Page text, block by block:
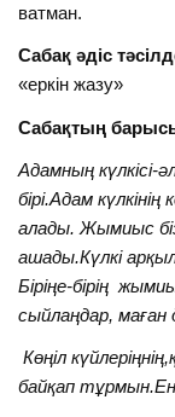
ватман.
Сабақ әдіс
«еркін жазу»
Сабақтың
Адамның күлкісі-
бірі.Адам
алады. Жымиыс
ашады.Күлкі
Біріңе-бірің
сыйлаңдар, маған
Көңіл
байқап